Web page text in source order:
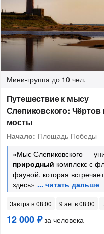
Мини-группа до 10 чел.
Путешествие к мысу
Слепиковского:
мосты
Начало: Площадь Победы
«Мыс Слепиковского —
природный комплекс с
фауной, которая
здесь»
Завтра в 08:00 9 авг в 08:00
12 000 ₽за человека